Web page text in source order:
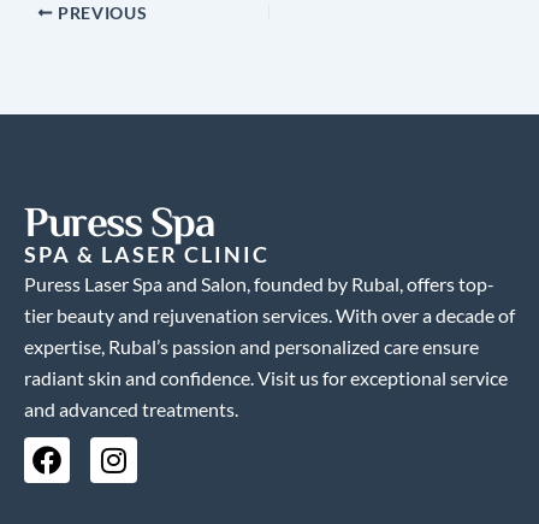
PREVIOUS
Puress Spa
SPA & LASER CLINIC
Puress Laser Spa and Salon, founded by Rubal, offers top-
tier beauty and rejuvenation services. With over a decade of
expertise, Rubal’s passion and personalized care ensure
radiant skin and confidence. Visit us for exceptional service
and advanced treatments.
F
a
c
I
n
s